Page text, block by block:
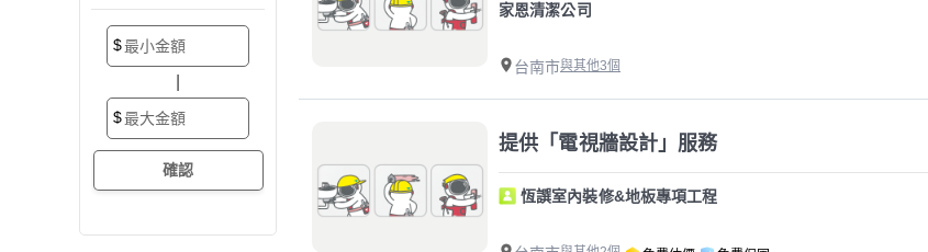
地板拋光打蠟
地板防滑施工
塑膠地板工程
實木地板
$
$
家恩清潔公司
台南市與其他3個
提供「電視牆設計」服務
恆譔室內裝修&地板專項工程